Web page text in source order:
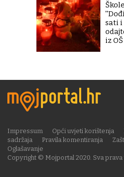
sati i
iz
Copyright © Mojportal 2020. Sva
Impressum Opći uvjeti korištenja
sadržaja
Pravila komentiranja
Oglašavanje